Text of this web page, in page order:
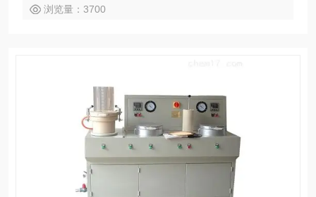
的教学演示实验，让学生可以清楚的观察纸页
浏览量：3700